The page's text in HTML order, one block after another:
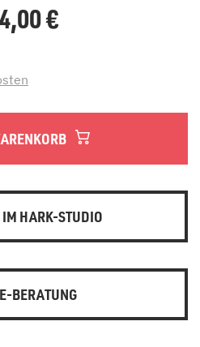
€
HARK-STUDIO
BERATUNG